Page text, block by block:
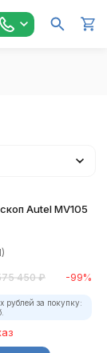
Autel MV105
450 ₽ -99%
рублей за покупку: